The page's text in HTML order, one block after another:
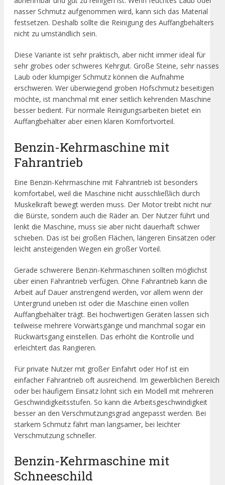
nasser Schmutz aufgenommen wird, kann sich das Material
festsetzen. Deshalb sollte die Reinigung des Auffangbehälters
nicht zu umständlich sein.
Diese Variante ist sehr praktisch, aber nicht immer ideal für
sehr grobes oder schweres Kehrgut. Große Steine, sehr nasses
Laub oder klumpiger Schmutz können die Aufnahme
erschweren. Wer überwiegend groben Hofschmutz beseitigen
möchte, ist manchmal mit einer seitlich kehrenden Maschine
besser bedient. Für normale Reinigungsarbeiten bietet ein
Auffangbehälter aber einen klaren Komfortvorteil.
Benzin-Kehrmaschine mit
Fahrantrieb
Eine Benzin-Kehrmaschine mit Fahrantrieb ist besonders
komfortabel, weil die Maschine nicht ausschließlich durch
Muskelkraft bewegt werden muss. Der Motor treibt nicht nur
die Bürste, sondern auch die Räder an. Der Nutzer führt und
lenkt die Maschine, muss sie aber nicht dauerhaft schwer
schieben. Das ist bei großen Flächen, längeren Einsätzen oder
leicht ansteigenden Wegen ein großer Vorteil.
Gerade schwerere Benzin-Kehrmaschinen sollten möglichst
über einen Fahrantrieb verfügen. Ohne Fahrantrieb kann die
Arbeit auf Dauer anstrengend werden, vor allem wenn der
Untergrund uneben ist oder die Maschine einen vollen
Auffangbehälter trägt. Bei hochwertigen Geräten lassen sich
teilweise mehrere Vorwärtsgänge und manchmal sogar ein
Rückwärtsgang einstellen. Das erhöht die Kontrolle und
erleichtert das Rangieren.
Für private Nutzer mit großer Einfahrt oder Hof ist ein
einfacher Fahrantrieb oft ausreichend. Im gewerblichen Bereich
oder bei häufigem Einsatz lohnt sich ein Modell mit mehreren
Geschwindigkeitsstufen. So kann die Arbeitsgeschwindigkeit
besser an den Verschmutzungsgrad angepasst werden. Bei
starkem Schmutz fährt man langsamer, bei leichter
Verschmutzung schneller.
Benzin-Kehrmaschine mit
Schneeschild